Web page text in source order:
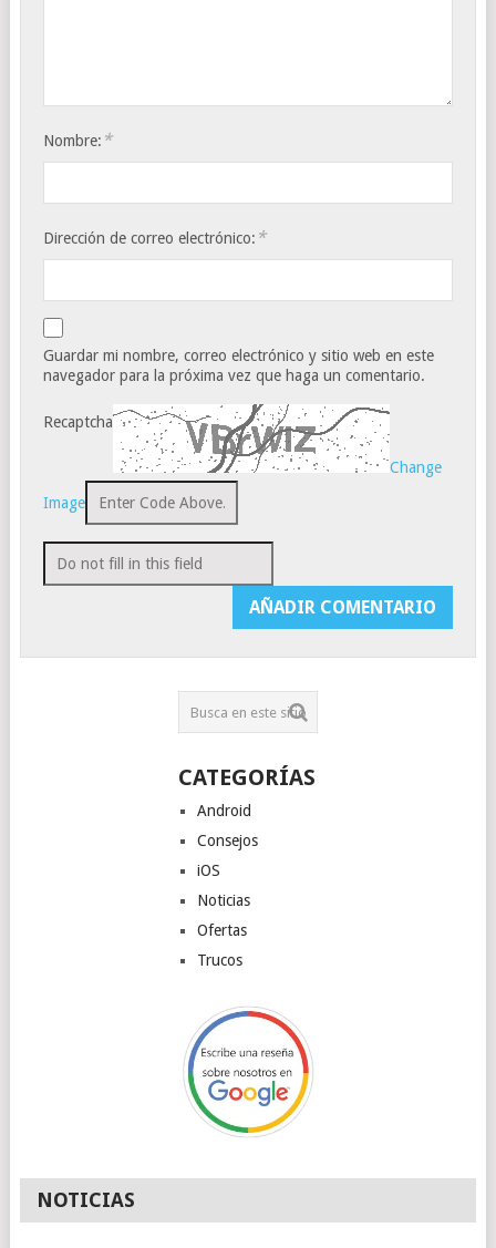
Nombre: *
Dirección de correo electrónico: *
Guardar mi nombre, correo electrónico y sitio web en este
navegador para la próxima vez que haga un comentario.
Recaptcha
Change
Image
CATEGORÍAS
Android
Consejos
iOS
Noticias
Ofertas
Trucos
NOTICIAS